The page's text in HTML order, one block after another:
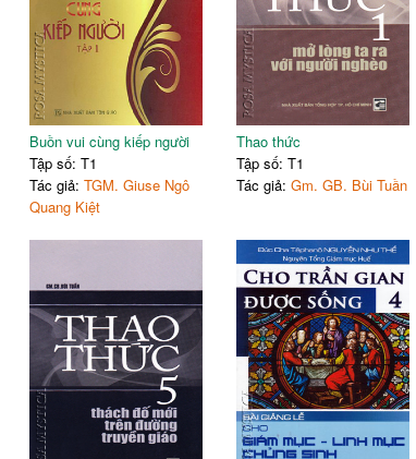
Buồn vui cùng kiếp người
Tập số: T1
Tác giả: TGM. Giuse Ngô
Quang Kiệt
Thao thức
Tập số: T1
Tác giả: Gm. GB. Bùi Tuần